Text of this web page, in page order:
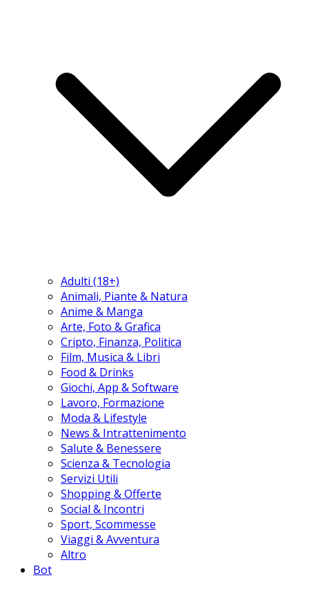
Adulti (18+)
Animali, Piante & Natura
Anime & Manga
Arte, Foto & Grafica
Cripto, Finanza, Politica
Film, Musica & Libri
Food & Drinks
Giochi, App & Software
Lavoro, Formazione
Moda & Lifestyle
News & Intrattenimento
Salute & Benessere
Scienza & Tecnologia
Servizi Utili
Shopping & Offerte
Social & Incontri
Sport, Scommesse
Viaggi & Avventura
Altro
Bot